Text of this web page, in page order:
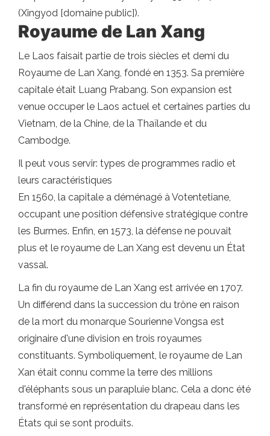
(Xingyod [domaine public]).
Royaume de Lan Xang
Le Laos faisait partie de trois siècles et demi du
Royaume de Lan Xang, fondé en 1353. Sa première
capitale était Luang Prabang. Son expansion est
venue occuper le Laos actuel et certaines parties du
Vietnam, de la Chine, de la Thaïlande et du
Cambodge.
Il peut vous servir: types de programmes radio et
leurs caractéristiques
En 1560, la capitale a déménagé à Votentetiane,
occupant une position défensive stratégique contre
les Burmes. Enfin, en 1573, la défense ne pouvait
plus et le royaume de Lan Xang est devenu un État
vassal.
La fin du royaume de Lan Xang est arrivée en 1707.
Un différend dans la succession du trône en raison
de la mort du monarque Sourienne Vongsa est
originaire d'une division en trois royaumes
constituants. Symboliquement, le royaume de Lan
Xan était connu comme la terre des millions
d'éléphants sous un parapluie blanc. Cela a donc été
transformé en représentation du drapeau dans les
États qui se sont produits.